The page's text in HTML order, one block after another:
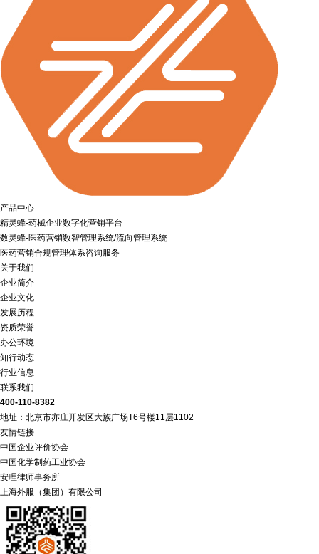
产品中心
精灵蜂-药械企业数字化营销平台
数灵蜂-医药营销数智管理系统/流向管理系统
医药营销合规管理体系咨询服务
关于我们
企业简介
企业文化
发展历程
资质荣誉
办公环境
知行动态
行业信息
联系我们
400-110-8382
地址：北京市亦庄开发区大族广场T6号楼11层1102
友情链接
中国企业评价协会
中国化学制药工业协会
安理律师事务所
上海外服（集团）有限公司